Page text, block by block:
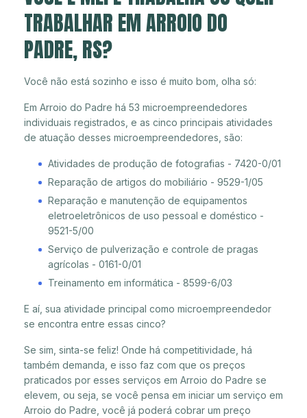
TRABALHAR EM ARROIO DO
PADRE, RS?
Você não está sozinho e isso é muito bom, olha só:
Em Arroio do Padre há 53 microempreendedores
individuais registrados, e as cinco principais atividades
de atuação desses microempreendedores, são:
Atividades de produção de fotografias - 7420-0/01
Reparação de artigos do mobiliário - 9529-1/05
Reparação e manutenção de equipamentos
eletroeletrônicos de uso pessoal e doméstico -
9521-5/00
Serviço de pulverização e controle de pragas
agrícolas - 0161-0/01
Treinamento em informática - 8599-6/03
E aí, sua atividade principal como microempreendedor
se encontra entre essas cinco?
Se sim, sinta-se feliz! Onde há competitividade, há
também demanda, e isso faz com que os preços
praticados por esses serviços em Arroio do Padre se
elevem, ou seja, se você pensa em iniciar um serviço em
Arroio do Padre, você já poderá cobrar um preço